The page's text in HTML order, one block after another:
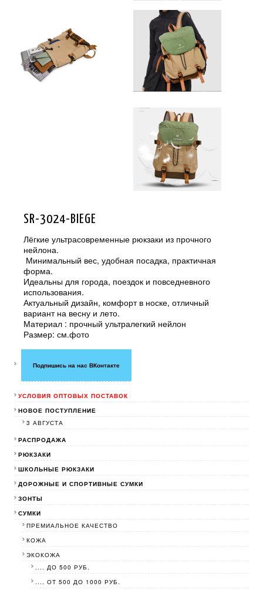
SR-3024-BIEGE
Лёгкие ультрасовременные рюкзаки из прочного
нейлона.
Минимальный вес, удобная посадка, практичная
форма.
Идеальны для города, поездок и повседневного
использования.
Актуальный дизайн, комфорт в носке, отличный
вариант на весну и лето.
Материал : прочный ультралегкий нейлон
Размер: см.фото
Подпишись на нас ВКонтакте
УСЛОВИЯ ОПТОВЫХ ПОСТАВОК
НОВОЕ ПОСТУПЛЕНИЕ
3 АВГУСТА
РАСПРОДАЖА
РЮКЗАКИ
ШКОЛЬНЫЕ РЮКЗАКИ
ДОРОЖНЫЕ И СПОРТИВНЫЕ СУМКИ
ЗОНТЫ
СУМКИ
ПРЕМИАЛЬНОЕ КАЧЕСТВО
КОЖА
ЭКОКОЖА
.... ДО 500 РУБ.
.... ОТ 500 ДО 1000 РУБ.